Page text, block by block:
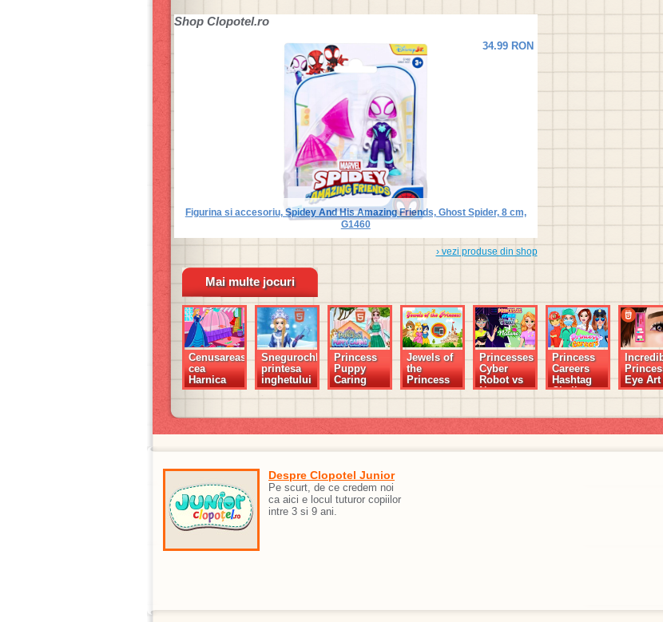
Shop Clopotel.ro
Figurina si accesoriu, Spidey And His Amazing Friends, Ghost Spider, 8 cm,
G1460
34.99 RON
› vezi produse din shop
Mai multe jocuri
Cenusareasa
cea
Harnica
Snegurochka,
printesa
inghetului
Princess
Puppy
Caring
Jewels of
the
Princess
Princesses
Cyber
Robot vs
Nature
Princess
Careers
Hashtag
Challenge
Eye Art
Despre Clopotel Junior
Pe scurt, de ce credem noi
ca aici e locul tuturor copiilor
intre 3 si 9 ani.